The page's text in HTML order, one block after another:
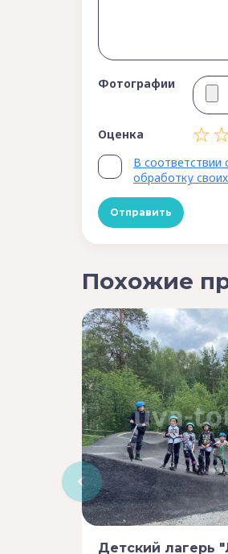
Фотографии
Оценка
В
обработку
Похожие
Детский лагерь